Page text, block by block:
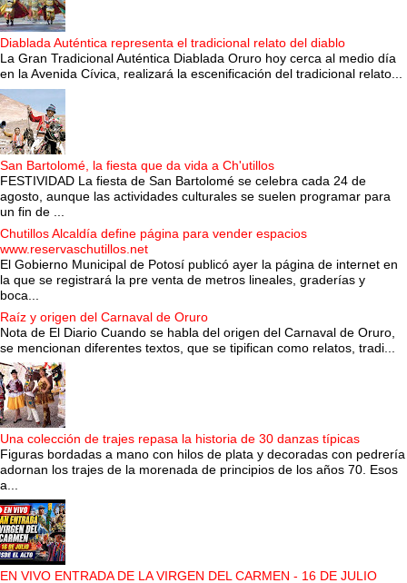
Diablada Auténtica representa el tradicional relato del diablo
La Gran Tradicional Auténtica Diablada Oruro hoy cerca al medio día
en la Avenida Cívica, realizará la escenificación del tradicional relato...
San Bartolomé, la fiesta que da vida a Ch'utillos
FESTIVIDAD La fiesta de San Bartolomé se celebra cada 24 de
agosto, aunque las actividades culturales se suelen programar para
un fin de ...
Chutillos Alcaldía define página para vender espacios
www.reservaschutillos.net
El Gobierno Municipal de Potosí publicó ayer la página de internet en
la que se registrará la pre venta de metros lineales, graderías y
boca...
Raíz y origen del Carnaval de Oruro
Nota de El Diario Cuando se habla del origen del Carnaval de Oruro,
se mencionan diferentes textos, que se tipifican como relatos, tradi...
Una colección de trajes repasa la historia de 30 danzas típicas
Figuras bordadas a mano con hilos de plata y decoradas con pedrería
adornan los trajes de la morenada de principios de los años 70. Esos
a...
EN VIVO ENTRADA DE LA VIRGEN DEL CARMEN - 16 DE JULIO